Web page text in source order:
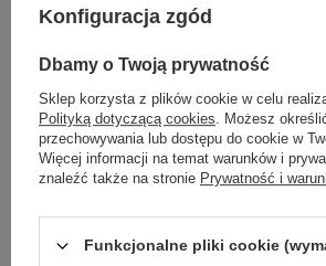
CZARNY Candellux 31-69764
239,99 zł / szt.
Konfiguracja zgód
Dbamy o Twoją prywatność
Sklep korzysta z plików cookie w celu
Polityką dotyczącą cookies. Możesz
przechowywania lub dostępu do cookie w
Więcej informacji na temat warunków i
znaleźć także na stronie Prywatność i
Funkcjonalne pliki cookie